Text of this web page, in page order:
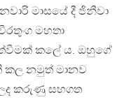
මාසයේ දී ජිනීවා
මහතා
කලේ ය. ඔහුගේ
කල නමුත් මානව
කරුණු සහගත